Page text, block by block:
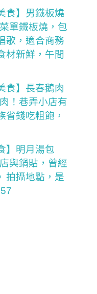
食】男鐵板燒
單鐵板燒，包
歌，適合商務
材新鮮，午間
食】長春鵝肉
！巷弄小店有
省錢吃粗飽，
】明月湯包
與鍋貼，曾經
拍攝地點，是